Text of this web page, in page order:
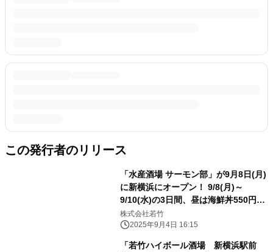
この発行者のリリース
「水産酒場 サーモン部」が9月8日(月)
に新横浜にオープン！ 9/8(月)～
9/10(水)の3日間、昼は海鮮丼550円、
夜はビール1杯5円！ 毎日直送で仕入
れる極上「青森サーモン」をお得に堪
株式会社若竹
2025年9月4日 16:15
「若竹ハイボール酒場 新横浜駅前